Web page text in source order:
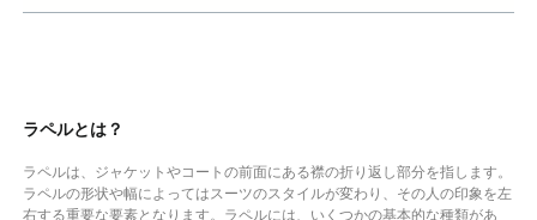
ラペルとは？
ラペルは、ジャケットやコートの前面にある襟の折り返し部分を指します。
ラペルの形状や幅によってはスーツのスタイルが変わり、その人の印象を左
右する重要な要素となります。ラペルには、いくつかの基本的な種類があ